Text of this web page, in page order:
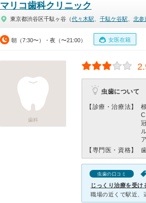
マリコ歯科クリニック
東京都渋谷区千駄ヶ谷（代々木駅 千駄ケ谷駅 北参
朝（7:30〜）・夜（〜21:00） 女医在籍
歯科
虫歯について
【診療・治療法】
【専門医・資格】
虫歯の口コミ
じっくり治療を受け